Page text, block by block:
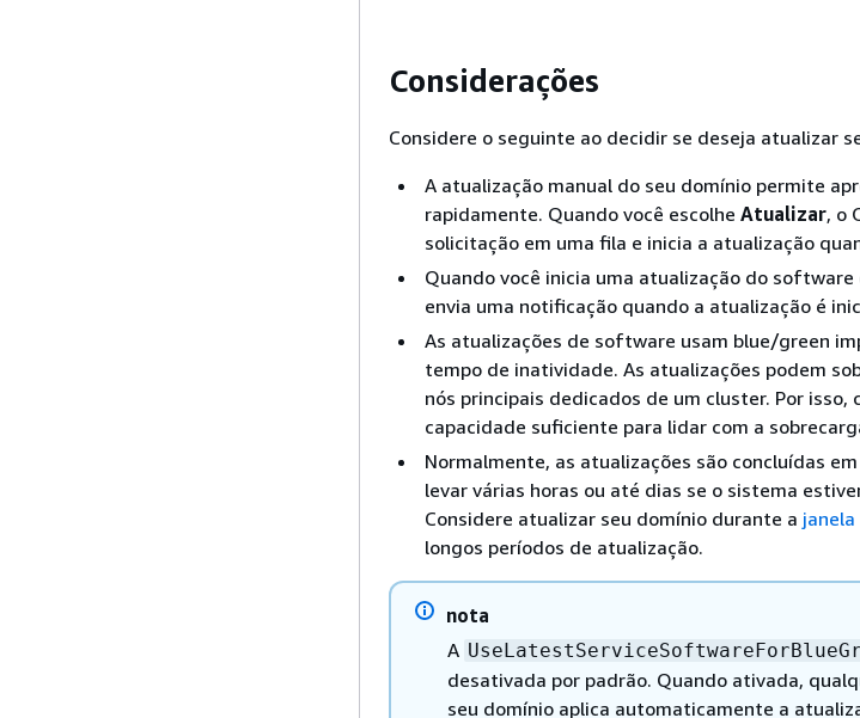
Considerações
Considere o seguinte ao decidir se deseja atualizar
A atualização manual do seu domínio permite
rapidamente. Quando você escolhe Atualizar, o
solicitação em uma fila e inicia a atualização
Quando você inicia uma atualização do software
envia uma notificação quando a atualização é
As atualizações de software usam blue/green
tempo de inatividade. As atualizações podem
nós principais dedicados de um cluster. Por
capacidade suficiente para lidar com a
Normalmente, as atualizações são concluídas
levar várias horas ou até dias se o sistema
Considere atualizar seu domínio durante a
longos períodos de atualização.
nota
A
desativada por padrão. Quando ativada,
seu domínio aplica automaticamente a